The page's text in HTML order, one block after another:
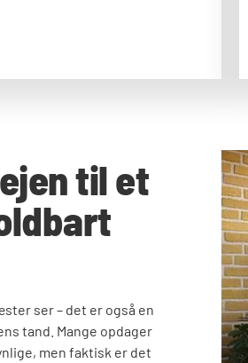
til et
ser – det er også en
tand. Mange opdager
men faktisk er det